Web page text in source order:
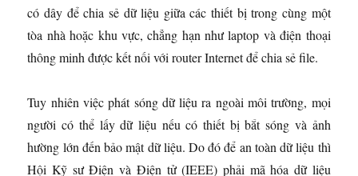
có dây để chia sẻ dữ liệu giữa các thiết bị trong cùng một
tòa nhà hoặc khu vực, chẳng hạn như laptop và điện thoại
thông minh được kết nối với router Internet để chia sẻ file.
Tuy nhiên việc phát sóng dữ liệu ra ngoài môi trường, mọi
người có thể lấy dữ liệu nếu có thiết bị bắt sóng và ảnh
hường lớn đến bảo mật dữ liệu. Do đó để an toàn dữ liệu thì
Hội Kỹ sư Điện và Điện tử (IEEE) phải mã hóa dữ liệu